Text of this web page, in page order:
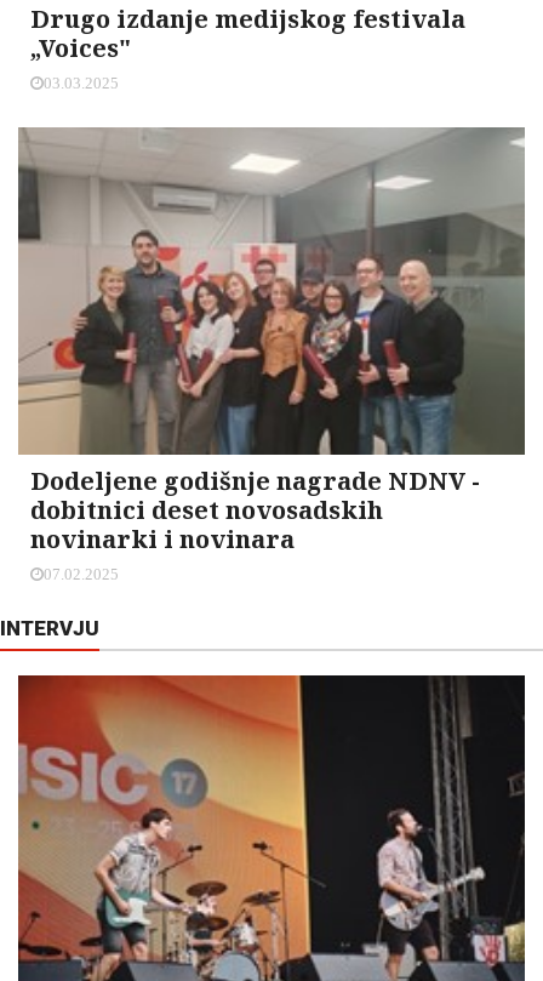
Drugo izdanje medijskog festivala
„Voices"
03.03.2025
Dodeljene godišnje nagrade NDNV -
dobitnici deset novosadskih
novinarki i novinara
07.02.2025
INTERVJU